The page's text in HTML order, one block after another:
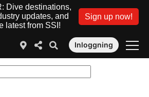
Dive destinations,
updates, and
latest from SSI!
Sign up now!
Inloggning